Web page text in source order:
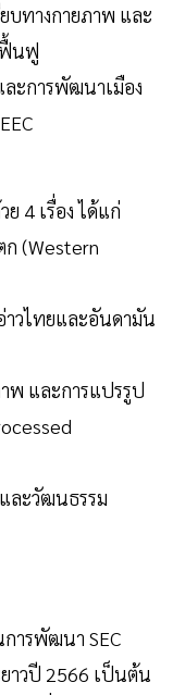
บทางกายภาพ และ
ฟื้นฟู
ะการพัฒนาเมือง
4 เรื่อง ได้แก่
(Western
วไทยและอันดามัน
พ และการแปรรูป
ละวัฒนธรรม
ารพัฒนา SEC
าวปี 2566 เป็นต้น